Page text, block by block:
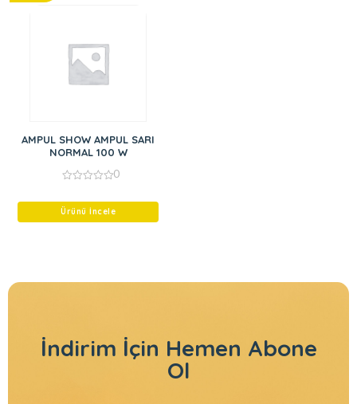
AMPUL SHOW AMPUL SARI
NORMAL 100 W
of
0
Ürünü İncele
İndirim İçin Hemen Abone
Ol